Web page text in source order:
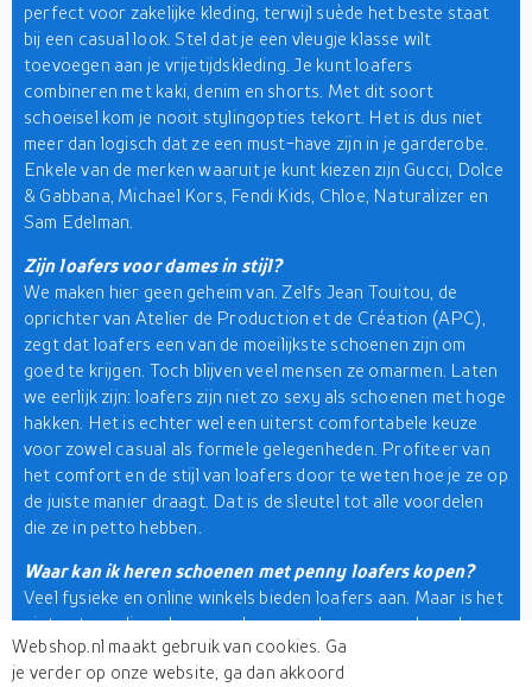
perfect voor zakelijke kleding, terwijl suède het beste staat
bij een casual look. Stel dat je een vleugje klasse wilt
toevoegen aan je vrijetijdskleding. Je kunt loafers
combineren met kaki, denim en shorts. Met dit soort
schoeisel kom je nooit stylingopties tekort. Het is dus niet
meer dan logisch dat ze een must-have zijn in je garderobe.
Enkele van de merken waaruit je kunt kiezen zijn Gucci, Dolce
& Gabbana, Michael Kors, Fendi Kids, Chloe, Naturalizer en
Sam Edelman.
Zijn loafers voor dames in stijl?
We maken hier geen geheim van. Zelfs Jean Touitou, de
oprichter van Atelier de Production et de Création (APC),
zegt dat loafers een van de moeilijkste schoenen zijn om
goed te krijgen. Toch blijven veel mensen ze omarmen. Laten
we eerlijk zijn: loafers zijn niet zo sexy als schoenen met hoge
hakken. Het is echter wel een uiterst comfortabele keuze
voor zowel casual als formele gelegenheden. Profiteer van
het comfort en de stijl van loafers door te weten hoe je ze op
de juiste manier draagt. Dat is de sleutel tot alle voordelen
die ze in petto hebben.
Waar kan ik heren schoenen met penny loafers kopen?
Veel fysieke en online winkels bieden loafers aan. Maar is het
niet ontmoedigend om van de ene verkoper naar de andere
te hoppen? Het goede nieuws is dat u hier op Webshop.nl
alles onder één dak vindt. Met een paar klikken kunt u
Webshop.nl maakt gebruik van cookies. Ga
je verder op onze website, ga dan akkoord